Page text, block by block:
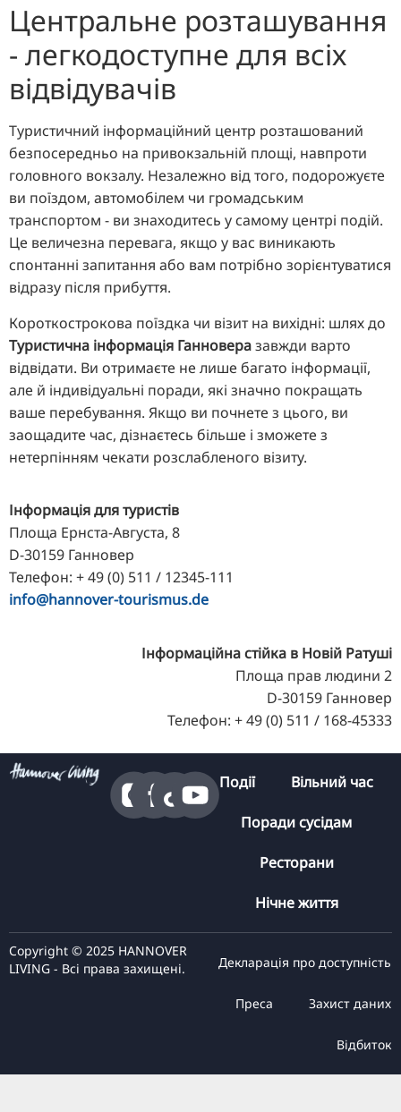
Центральне розташування
- легкодоступне для всіх
відвідувачів
Туристичний інформаційний центр розташований
безпосередньо на привокзальній площі, навпроти
головного вокзалу. Незалежно від того, подорожуєте
ви поїздом, автомобілем чи громадським
транспортом - ви знаходитесь у самому центрі подій.
Це величезна перевага, якщо у вас виникають
спонтанні запитання або вам потрібно зорієнтуватися
відразу після прибуття.
Короткострокова поїздка чи візит на вихідні: шлях до
Туристична інформація Ганноверазавжди варто
відвідати. Ви отримаєте не лише багато інформації,
але й індивідуальні поради, які значно покращать
ваше перебування. Якщо ви почнете з цього, ви
заощадите час, дізнаєтесь більше і зможете з
нетерпінням чекати розслабленого візиту.
Інформація для туристів
Площа Ернста-Августа, 8
D-30159 Ганновер
Телефон: + 49 (0) 511 / 12345-111
info@hannover-tourismus.de
Інформаційна стійка в Новій Ратуші
Площа прав людини 2
D-30159 Ганновер
Телефон: + 49 (0) 511 / 168-45333
Події Вільний час
Поради сусідам
Ресторани
Нічне життя
Copyright © 2025 HANNOVER
LIVING - Всі права захищені.
Декларація про доступність
Преса Захист даних
Відбиток